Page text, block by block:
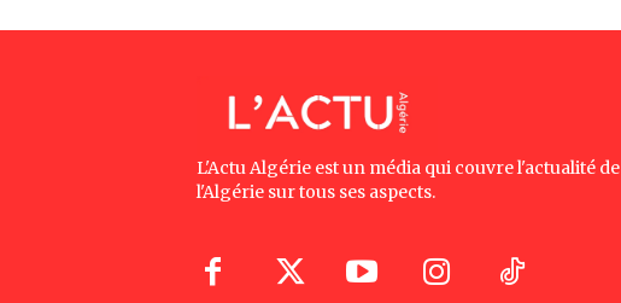
L'Actu Algérie est un média qui couvre l'actualité de
l'Algérie sur tous ses aspects.